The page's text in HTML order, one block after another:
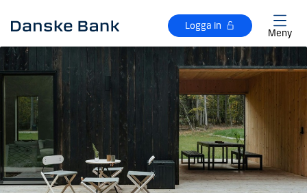
Logga in
Meny